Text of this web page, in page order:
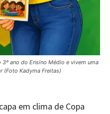
ano do Ensino Médio e vivem uma
(Foto Kadyma Freitas)
em clima de Copa